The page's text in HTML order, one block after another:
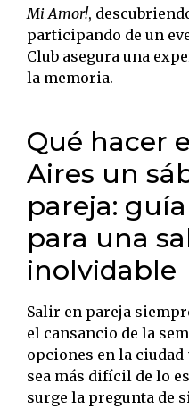
Mi Amor!,
participando de un
Club asegura una
la memoria.
Qué hacer
Aires un
pareja:
para una
inolvidable
Salir en pareja
el cansancio de la
opciones en la
sea más difícil de lo
surge la pregunta de